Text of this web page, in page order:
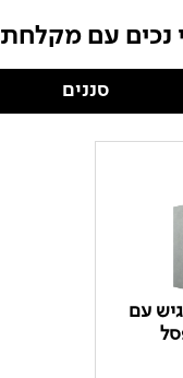
נכים עם מקלחת
סננים
עם